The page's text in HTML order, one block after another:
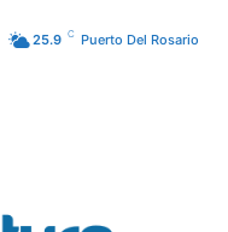
25.9 C Puerto Del Rosario